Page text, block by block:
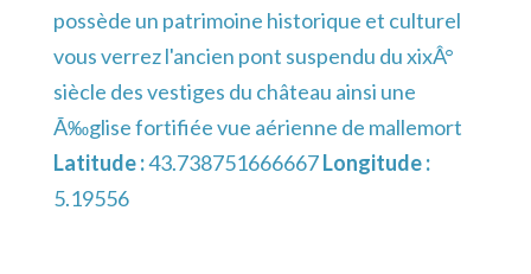
possède un patrimoine historique et culturel
vous verrez l'ancien pont suspendu du xixÂ°
siècle des vestiges du château ainsi une
Ã‰glise fortifiée vue aérienne de mallemort
Latitude :43.738751666667Longitude :
5.19556